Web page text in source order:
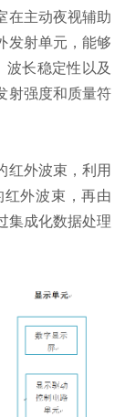
在主动夜视辅助
发射单元，能够
波长稳定性以及
射强度和质量符
红外波束，利用
外波束，再由
集成化数据处理